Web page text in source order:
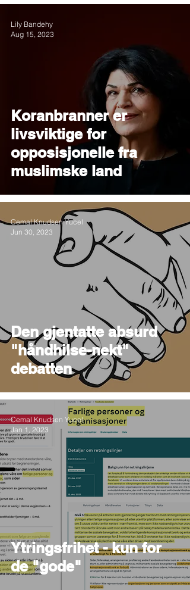
Koranbranner er
livsviktige for
opposisjonelle fra
muslimske land
Lily Bandehy
Aug 15, 2023
Den gjentatte absurd
"håndhilse-nekt"
debatten
Cemal Knudsen Yucel
Jun 30, 2023
Ytringsfrihet - kun for
de "gode"
Cemal Knudsen Yucel
Jan 1, 2023